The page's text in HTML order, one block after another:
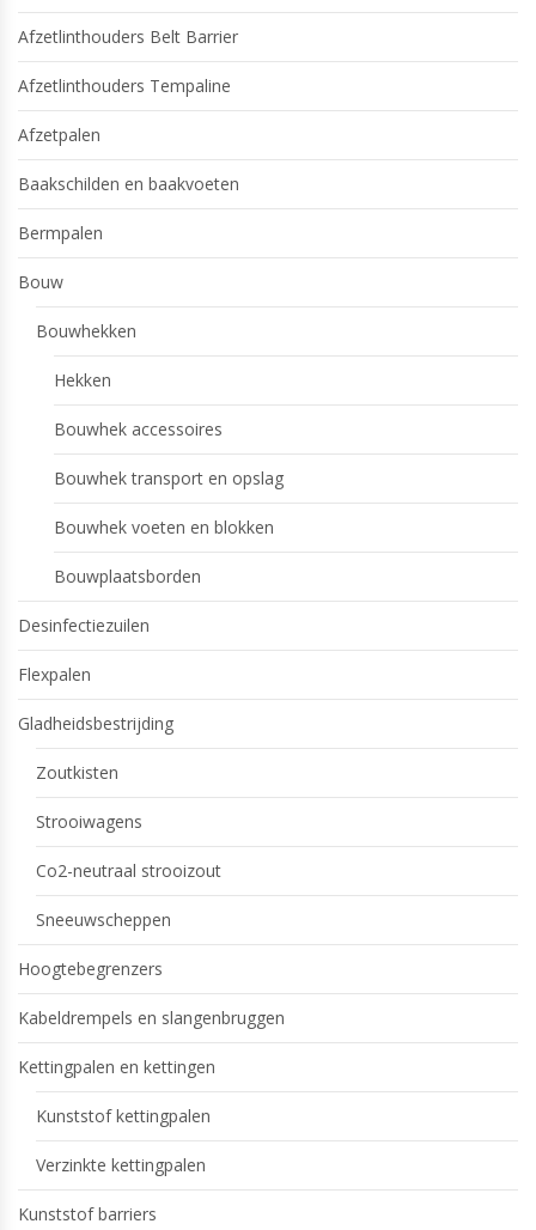
Afzetlinthouders Belt Barrier
Afzetlinthouders Tempaline
Afzetpalen
Baakschilden en baakvoeten
Bermpalen
Bouw
Bouwhekken
Hekken
Bouwhek accessoires
Bouwhek transport en opslag
Bouwhek voeten en blokken
Bouwplaatsborden
Desinfectiezuilen
Flexpalen
Gladheidsbestrijding
Zoutkisten
Strooiwagens
Co2-neutraal strooizout
Sneeuwscheppen
Hoogtebegrenzers
Kabeldrempels en slangenbruggen
Kettingpalen en kettingen
Kunststof kettingpalen
Verzinkte kettingpalen
Kunststof barriers